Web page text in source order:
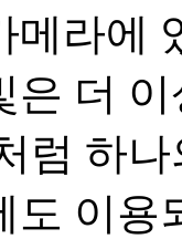
메라에
은 더
럼 하
도 이